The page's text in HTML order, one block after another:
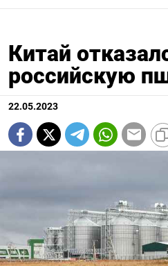
Китай
российскую
22.05.2023